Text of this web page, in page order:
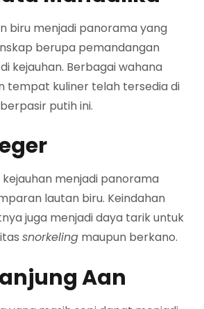
biru menjadi panorama yang
berupa pemandangan
kejauhan. Berbagai wahana
tempat kuliner telah tersedia di
putih ini.
kejauhan menjadi panorama
lautan biru. Keindahan
juga menjadi daya tarik untuk
snorkeling maupun berkano.
Aan